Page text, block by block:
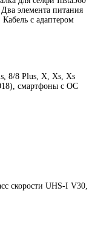
элемента питания
с адаптером
8/8 Plus, X, Xs, Xs
смартфоны с ОС
скорости UHS-I V30,